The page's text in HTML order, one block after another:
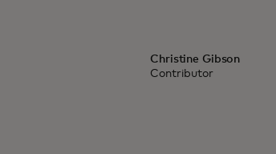
Christine Gibson
Contributor